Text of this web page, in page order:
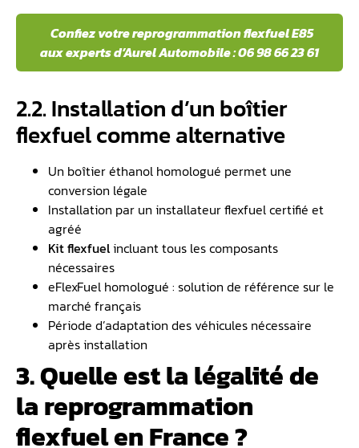
️ Confiez votre reprogrammation flexfuel E85
aux experts d’Aurel Automobile : 06 98 66 23 61
2.2. Installation d’un boîtier
flexfuel comme alternative
Un boîtier éthanol homologué permet une
conversion légale
Installation par un installateur flexfuel certifié et
agréé
Kit flexfuelincluant tous les composants
nécessaires
eFlexFuel homologué : solution de référence sur le
marché français
Période d’adaptation des véhicules nécessaire
après installation
3. Quelle est la légalité de
la reprogrammation
flexfuel en France ?